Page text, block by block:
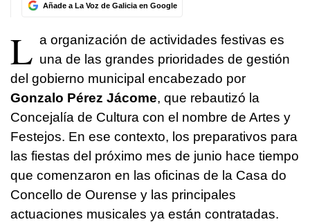
Añade a La Voz de Galicia en Google
L a organización de actividades festivas es
una de las grandes prioridades de gestión
del gobierno municipal encabezado por
Gonzalo Pérez Jácome, que rebautizó la
Concejalía de Cultura con el nombre de Artes y
Festejos. En ese contexto, los preparativos para
las fiestas del próximo mes de junio hace tiempo
que comenzaron en las oficinas de la Casa do
Concello de Ourense y las principales
actuaciones musicales ya están contratadas.